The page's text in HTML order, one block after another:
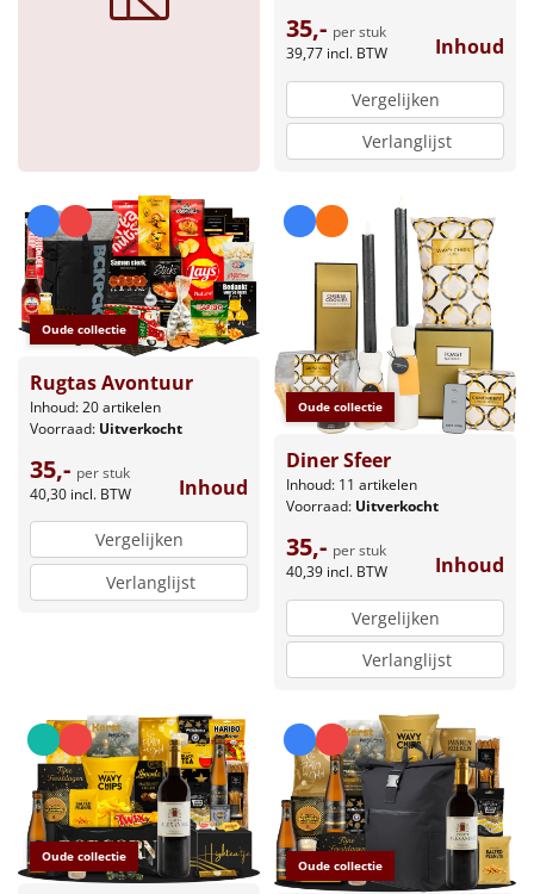
35,- per stuk
39,77 incl. BTW Inhoud
Vergelijken
Verlanglijst
Oude collectie
Rugtas Avontuur
Inhoud: 20 artikelen
Voorraad: Uitverkocht
35,- per stuk
40,30 incl. BTW Inhoud
Vergelijken
Verlanglijst
Oude collectie
Diner Sfeer
Inhoud: 11 artikelen
Voorraad: Uitverkocht
35,- per stuk
40,39 incl. BTW Inhoud
Vergelijken
Verlanglijst
Oude collectie
Oude collectie